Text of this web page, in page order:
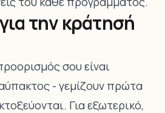
την κράτησή
σου είναι
- γεμίζουν πρώτα
Για εξωτερικό,